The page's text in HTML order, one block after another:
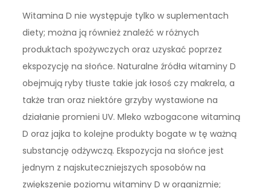
Witamina D nie występuje tylko w suplementach
diety; można ją również znaleźć w różnych
produktach spożywczych oraz uzyskać poprzez
ekspozycję na słońce. Naturalne źródła witaminy D
obejmują ryby tłuste takie jak łosoś czy makrela, a
także tran oraz niektóre grzyby wystawione na
działanie promieni UV. Mleko wzbogacone witaminą
D oraz jajka to kolejne produkty bogate w tę ważną
substancję odżywczą. Ekspozycja na słońce jest
jednym z najskuteczniejszych sposobów na
zwiększenie poziomu witaminy D w organizmie;